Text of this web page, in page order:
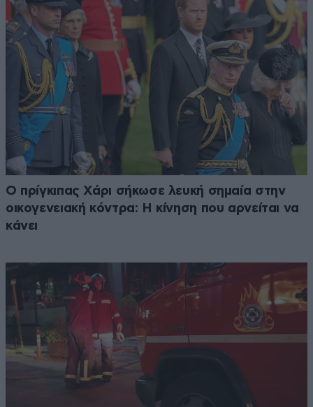
Ο πρίγκιπας Χάρι σήκωσε λευκή σημαία στην
οικογενειακή κόντρα: Η κίνηση που αρνείται να
κάνει